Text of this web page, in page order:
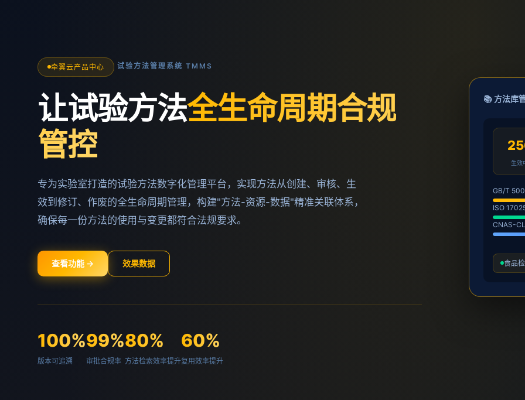
牵翼云产品中心 试验方法管理系统 TMMS
让试验方法全生命周期合规
管控
专为实验室打造的试验方法数字化管理平台，实现方法从创建、审核、生
效到修订、作废的全生命周期管理，构建"方法-资源-数据"精准关联体系，
确保每一份方法的使用与变更都符合法规要求。
查看功能 → 效果数据
100%
版本可追溯
99%
审批合规率
80%
方法检索效率提升
60%
复用效率提升
📚 方法库
生效
GB/T
ISO
CNAS-
食品